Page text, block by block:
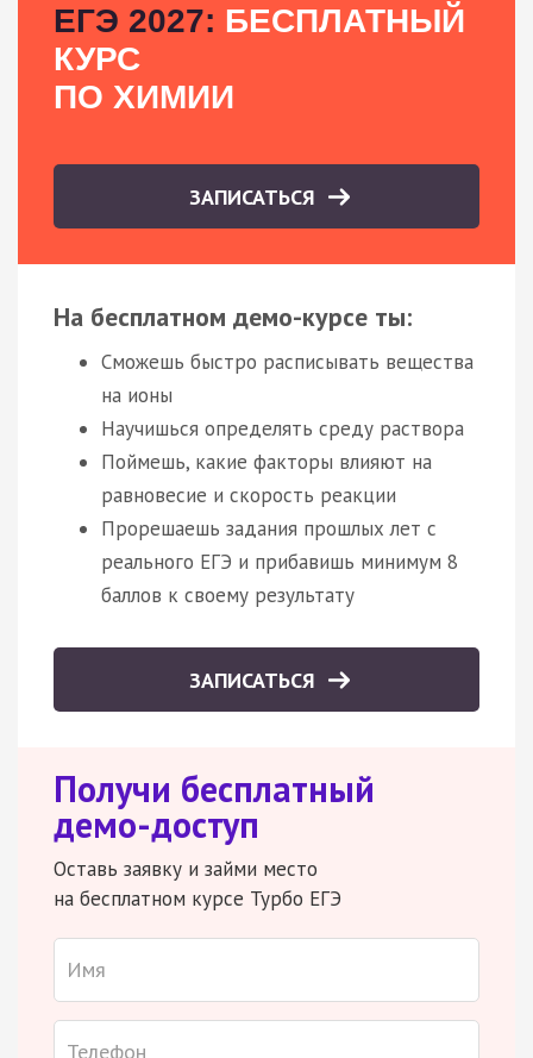
ЕГЭ 2027: БЕСПЛАТНЫЙ
КУРС
ПО ХИМИИ
ЗАПИСАТЬСЯ
На бесплатном демо-курсе ты:
Сможешь быстро расписывать вещества
на ионы
Научишься определять среду раствора
Поймешь, какие факторы влияют на
равновесие и скорость реакции
Прорешаешь задания прошлых лет с
реального ЕГЭ и прибавишь минимум 8
баллов к своему результату
ЗАПИСАТЬСЯ
Получи бесплатный
демо-доступ
Оставь заявку и займи место
на бесплатном курсе Турбо ЕГЭ